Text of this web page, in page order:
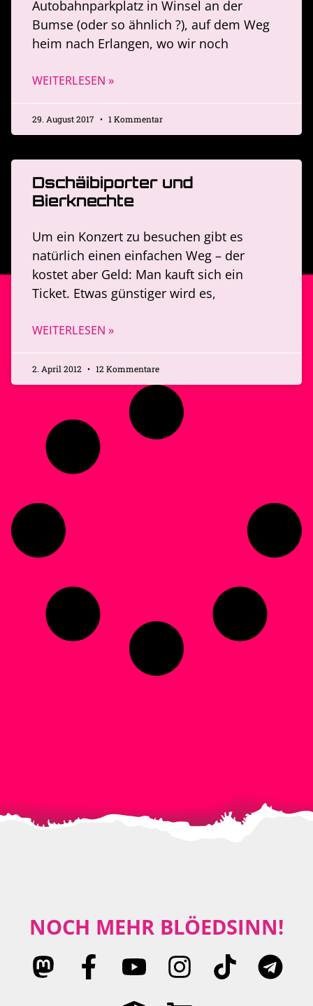
Autobahnparkplatz in Winsel an der
Bumse (oder so ähnlich ?), auf dem Weg
heim nach Erlangen, wo wir noch
WEITERLESEN »
29. August 2017 1 Kommentar
Dschäibiporter und
Bierknechte
Um ein Konzert zu besuchen gibt es
natürlich einen einfachen Weg – der
kostet aber Geld: Man kauft sich ein
Ticket. Etwas günstiger wird es,
WEITERLESEN »
2. April 2012 12 Kommentare
NOCH MEHR BLÖEDSINN!